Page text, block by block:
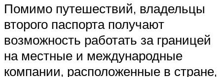
Помимо путешествий, владельцы
второго паспорта получают
возможность работать за границей
на местные и международные
компании, расположенные в стране,